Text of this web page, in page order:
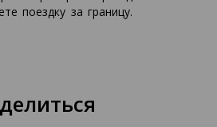
поездку за границу.